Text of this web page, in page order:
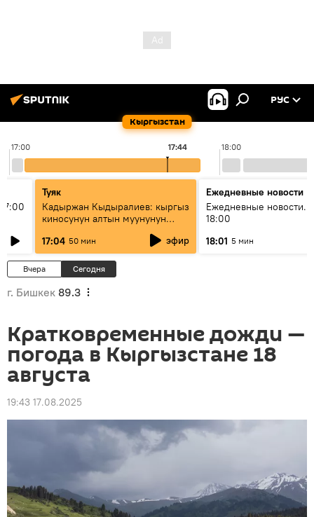
Кыргызстан
РУС
17:00 18:00
17:44
Туяк
Кадыржан Кыдыралиев: кыргыз
киносунун алтын муунунун
17:04 50 мин эфир
Ежедневные новости
Ежедневные новости.
18:00
18:01 5 мин
Вчера Сегодня
г. Бишкек 89.3
Кратковременные дожди —
погода в Кыргызстане 18
августа
19:43 17.08.2025